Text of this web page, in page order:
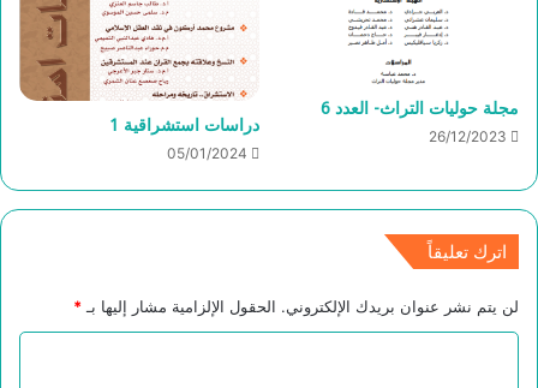
مجلة حوليات التراث- العدد 6
26/12/2023
دراسات استشراقية 1
05/01/2024
اترك تعليقاً
لن يتم نشر عنوان بريدك الإلكتروني. الحقول الإلزامية مشار إليها بـ*